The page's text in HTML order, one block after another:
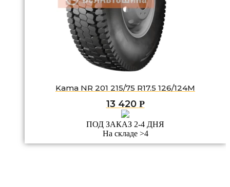
Kama NR 201 215/75 R17.5 126/124M
13 420 Р
ПОД ЗАКАЗ 2-4 ДНЯ
На складе >4